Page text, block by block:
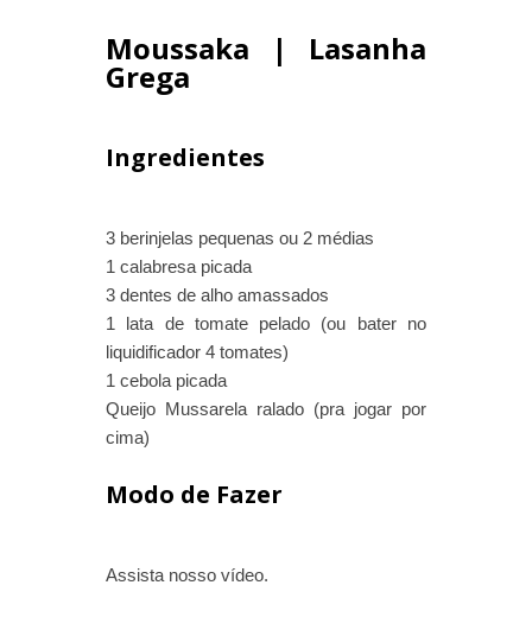
Moussaka | Lasanha
Grega
Ingredientes
3 berinjelas pequenas ou 2 médias
1 calabresa picada
3 dentes de alho amassados
1 lata de tomate pelado (ou bater no
liquidificador 4 tomates)
1 cebola picada
Queijo Mussarela ralado (pra jogar por
cima)
Modo de Fazer
Assista nosso vídeo.